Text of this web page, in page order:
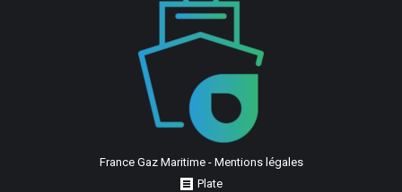
France Gaz Maritime - Mentions légales
Plate